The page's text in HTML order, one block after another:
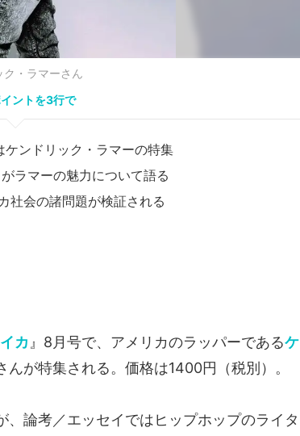
ク・ラマーさん
ントを3行で
ケンドリック・ラマーの特集
ラマーの魅力について語る
社会の諸問題が検証される
カ 』8月号で、アメリカのラッパーであるケ
んが特集される。価格は1400円（税別）。
、論考／エッセイではヒップホップのライタ